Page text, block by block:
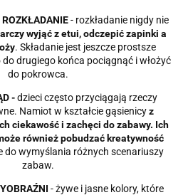
- rozkładanie nigdy nie
wyjąć z etui, odczepić zapinki a
. Składanie jest jeszcze prostsze
drugiego końca pociągnąć i włożyć
do pokrowca.
- dzieci często przyciągają rzeczy
Namiot w kształcie gąsienicyz
ciekawość i zachęci do zabawy. Ich
również pobudzać kreatywność
do wymyślania różnych scenariuszy
zabaw.
- żywe i jasne kolory, które